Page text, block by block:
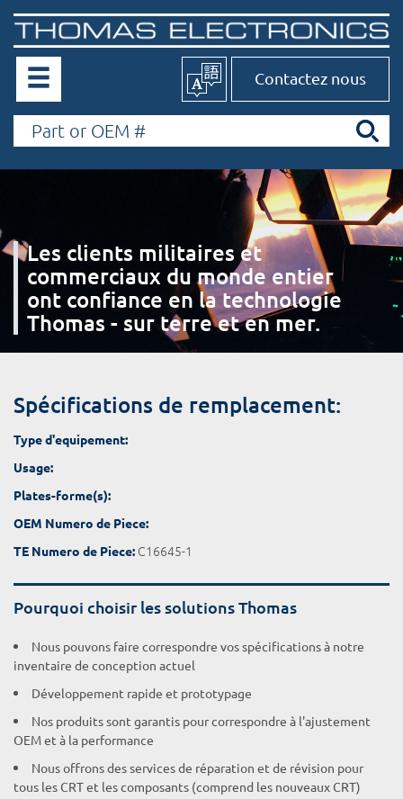
Contactez nous
Les clients militaires et
commerciaux du monde entier
ont confiance en la technologie
Thomas - sur terre et en mer.
Spécifications de remplacement:
Type d'equipement:
Usage:
Plates-forme(s):
OEM Numero de Piece:
TE Numero de Piece: C16645-1
Pourquoi choisir les solutions Thomas
Nous pouvons faire correspondre vos spécifications à notre
inventaire de conception actuel
Développement rapide et prototypage
Nos produits sont garantis pour correspondre à l'ajustement
OEM et à la performance
Nous offrons des services de réparation et de révision pour
tous les CRT et les composants (comprend les nouveaux CRT)